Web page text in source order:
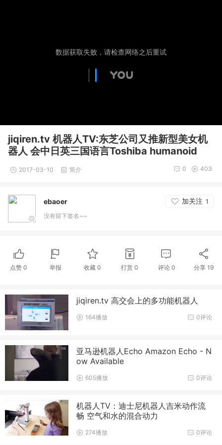
jiqiren.tv 机器人TV:东芝公司又推新型美女机
器人 会中日英三国语言Toshiba humanoid
2017-03-10 简介 403
0
ebaoer 加关注 1
没有留下签名~~
点赞 0 举报 收藏0 打赏 0 评论 0 分享 19
jiqiren.tv 高交会上的多功能机器人
0评论
164播放
亚马逊机器人Echo Amazon Echo - N
ow Available
0评论
605播放
机器人TV：迪士尼机器人吉米动作流
畅 空气和水的混合动力
0评论
274播放